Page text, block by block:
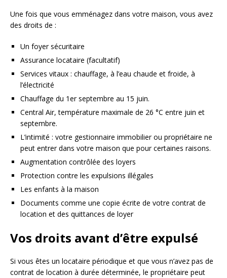
Une fois que vous emménagez dans votre maison, vous avez
des droits de :
Un foyer sécuritaire
Assurance locataire (facultatif)
Services vitaux : chauffage, à l’eau chaude et froide, à
l’électricité
Chauffage du 1er septembre au 15 juin.
Central Air, température maximale de 26 °C entre juin et
septembre.
L’intimité : votre gestionnaire immobilier ou propriétaire ne
peut entrer dans votre maison que pour certaines raisons.
Augmentation contrôlée des loyers
Protection contre les expulsions illégales
Les enfants à la maison
Documents comme une copie écrite de votre contrat de
location et des quittances de loyer
Vos droits avant d’être expulsé
Si vous êtes un locataire périodique et que vous n’avez pas de
contrat de location à durée déterminée, le propriétaire peut